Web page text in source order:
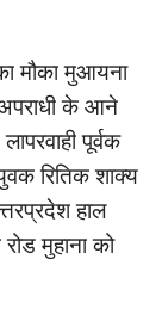
मौकामुआयना
केआने
लापरवाहीपूर्वक
रितिकशाक्य
हाल
रोडमुहानाको